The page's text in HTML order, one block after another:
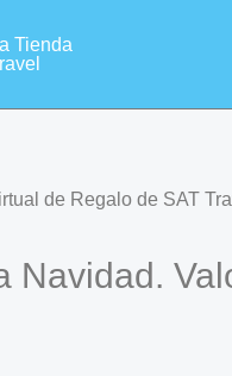
Navidad.